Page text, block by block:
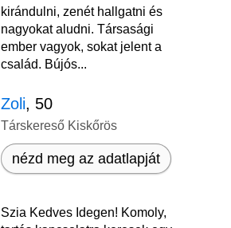
kirándulni, zenét hallgatni és
nagyokat aludni. Társasági
ember vagyok, sokat jelent a
család. Bújós...
Zoli, 50
Társkereső Kiskőrös
nézd meg az adatlapját
Szia Kedves Idegen! Komoly,